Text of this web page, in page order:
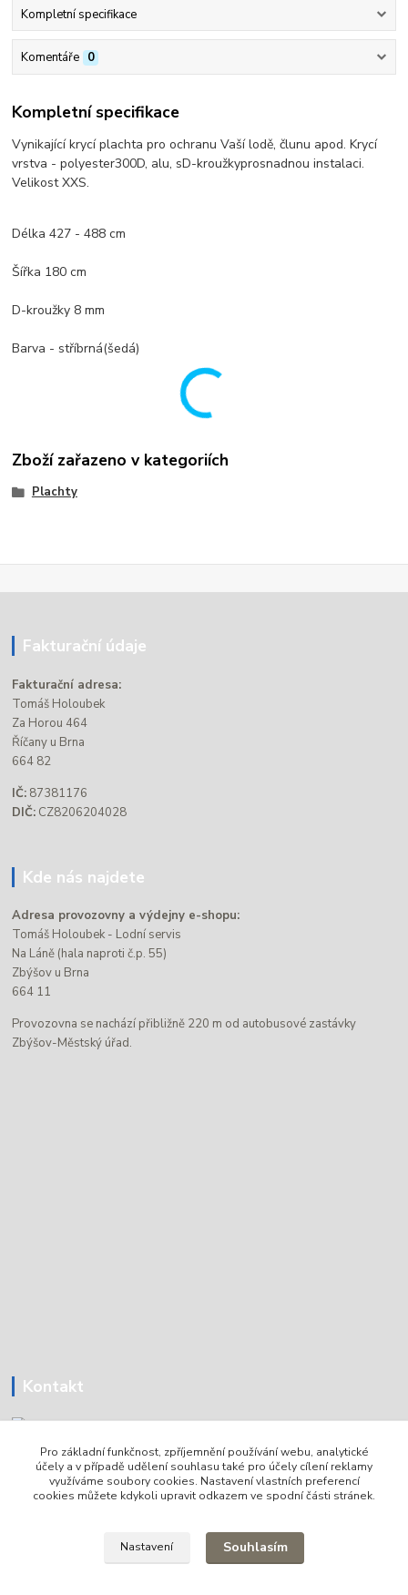
Kompletní specifikace
Komentáře 0
Kompletní specifikace
Vynikající krycí plachta pro ochranu Vaší lodě, člunu apod.Krycí
vrstva -polyester300D, alu, sD-kroužkyprosnadnou instalaci.
Velikost XXS.
Délka 427 - 488 cm
Šířka 180 cm
D-kroužky 8 mm
Barva - stříbrná(šedá)
Zboží zařazeno v kategoriích
Plachty
Fakturační údaje
Fakturační adresa:
Tomáš Holoubek
Za Horou 464
Říčany u Brna
664 82
IČ: 87381176
DIČ: CZ8206204028
Kde nás najdete
Adresa provozovny a výdejny e-shopu:
Tomáš Holoubek - Lodní servis
Na Láně (hala naproti č.p. 55)
Zbýšov u Brna
664 11
Provozovna se nachází přibližně 220 m od autobusové zastávky
Zbýšov-Městský úřad.
Kontakt
Tomáš Holoubek
+420736720979
Pro základní funkčnost, zpříjemnění používání webu, analytické
účely a v případě udělení souhlasu také pro účely cílení reklamy
využíváme soubory cookies. Nastavení vlastních preferencí
cookies můžete kdykoli upravit odkazem ve spodní části stránek.
Nastavení Souhlasím